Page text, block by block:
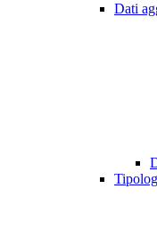
Dati